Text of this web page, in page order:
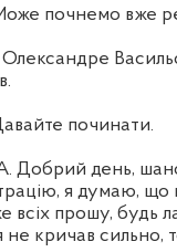
почнемо вже
починати.
Добрий день,
я думаю, що
всіх прошу, будь
кричав сильно,